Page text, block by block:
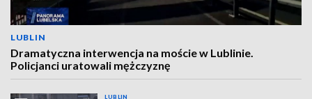
LUBLIN
Dramatyczna interwencja na moście w Lublinie.
Policjanci uratowali mężczyznę
LUBLIN